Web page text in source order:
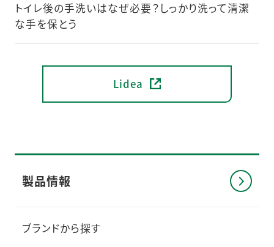
トイレ後の手洗いはなぜ必要？しっかり洗って清潔
な手を保とう
Lidea
製品情報
ブランドから探す